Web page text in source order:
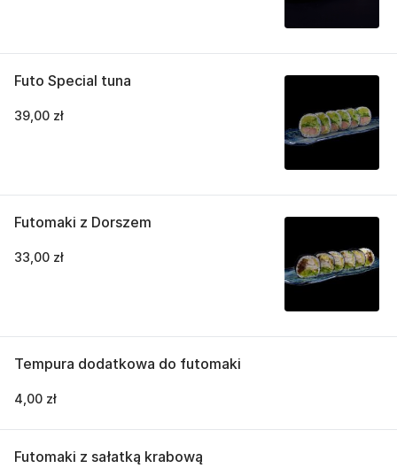
Futo Special tuna
39,00 zł
Futomaki z Dorszem
33,00 zł
Tempura dodatkowa do futomaki
4,00 zł
Futomaki z sałatką krabową